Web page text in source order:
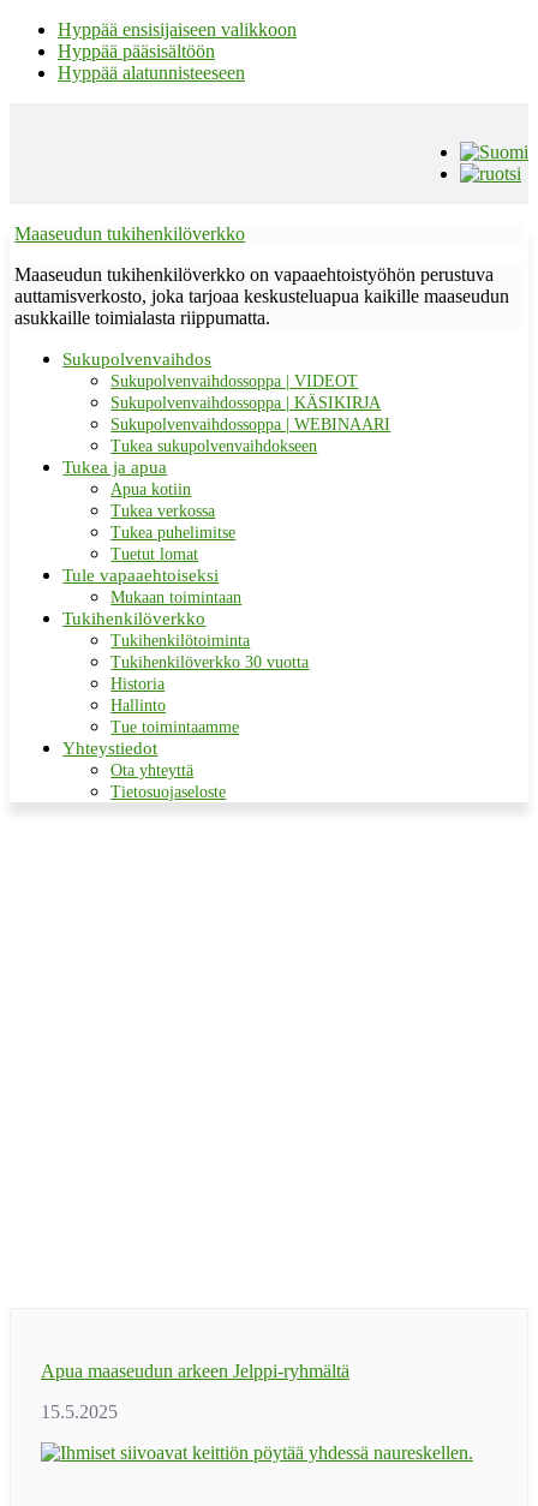
Hyppää ensisijaiseen valikkoon
Hyppää pääsisältöön
Hyppää alatunnisteeseen
Maaseudun tukihenkilöverkko
Maaseudun tukihenkilöverkko on vapaaehtoistyöhön perustuva
auttamisverkosto, joka tarjoaa keskusteluapua kaikille maaseudun
asukkaille toimialasta riippumatta.
Sukupolvenvaihdos
Sukupolvenvaihdossoppa | VIDEOT
Sukupolvenvaihdossoppa | KÄSIKIRJA
Sukupolvenvaihdossoppa | WEBINAARI
Tukea sukupolvenvaihdokseen
Tukea ja apua
Apua kotiin
Tukea verkossa
Tukea puhelimitse
Tuetut lomat
Tule vapaaehtoiseksi
Mukaan toimintaan
Tukihenkilöverkko
Tukihenkilötoiminta
Tukihenkilöverkko 30 vuotta
Historia
Hallinto
Tue toimintaamme
Yhteystiedot
Ota yhteyttä
Tietosuojaseloste
Apua maaseudun arkeen Jelppi-ryhmältä